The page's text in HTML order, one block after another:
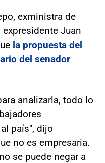
exministra de
Juan
la propuesta del
del senador
analizarla, todo lo
país", dijo
no es empresaria.
se puede negar a